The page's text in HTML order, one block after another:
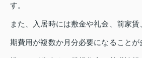
す。
また、入居時には敷金や礼金、前家
期費用が複数か月分必要になること